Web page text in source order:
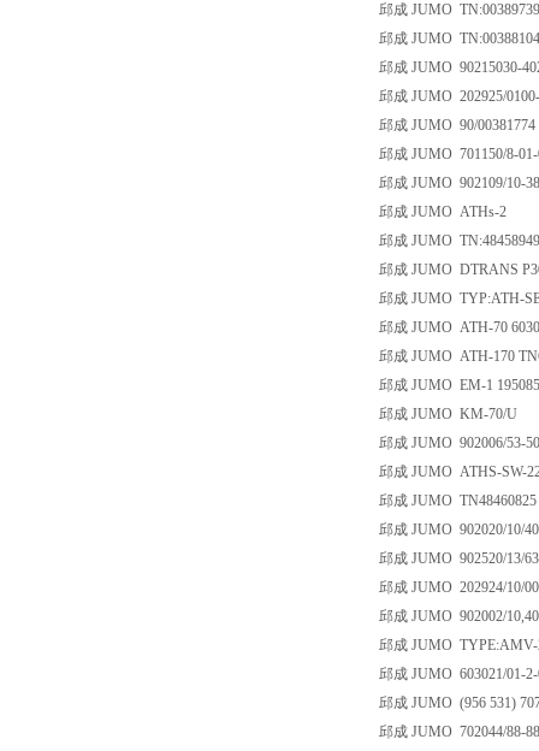
邱成 JUMO TN:00389739
邱成 JUMO TN:00388104
邱成 JUMO 90215030-
邱成 JUMO 202925/
邱成 JUMO 90/00381774
邱成 JUMO 701150/8-01-
邱成 JUMO 902109/10-
邱成 JUMO ATHs-2
邱成 JUMO TN:48458949
邱成 JUMO DTRANS
邱成 JUMO TYP:ATH-
邱成 JUMO ATH-70
邱成 JUMO ATH-170
邱成 JUMO EM-1 195085
邱成 JUMO KM-70/U
邱成 JUMO 902006/53-
邱成 JUMO ATHS-SW-
邱成 JUMO TN48460825
邱成 JUMO 902020/10/
邱成 JUMO 902520/13/
邱成 JUMO 202924/10/
邱成 JUMO 902002/
邱成 JUMO TYPE:AMV-
邱成 JUMO 603021/01-2-
邱成 JUMO (956 531) 707
邱成 JUMO 702044/88-